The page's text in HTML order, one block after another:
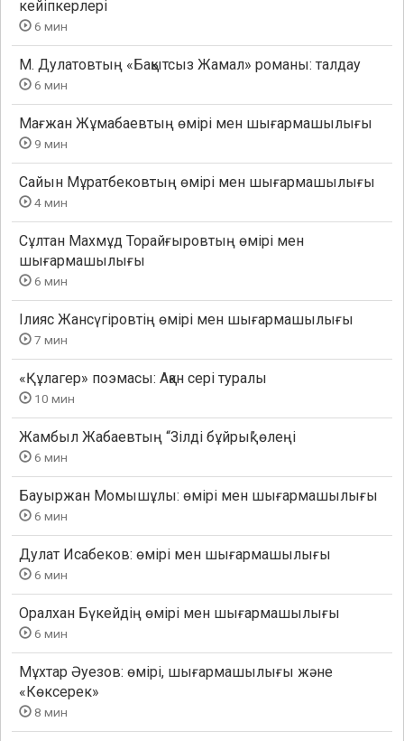
кейіпкерлері
6 мин
М. Дулатовтың «Бақытсыз Жамал» романы: талдау
6 мин
Мағжан Жұмабаевтың өмірі мен шығармашылығы
9 мин
Сайын Мұратбековтың өмірі мен шығармашылығы
4 мин
Сұлтан Махмұд Торайғыровтың өмірі мен
шығармашылығы
6 мин
Ілияс Жансүгіровтің өмірі мен шығармашылығы
7 мин
«Құлагер» поэмасы: Ақан сері туралы
10 мин
Жамбыл Жабаевтың “Зілді бұйрық” өлеңі
6 мин
Бауыржан Момышұлы: өмірі мен шығармашылығы
6 мин
Дулат Исабеков: өмірі мен шығармашылығы
6 мин
Оралхан Бүкейдің өмірі мен шығармашылығы
6 мин
Мұхтар Әуезов: өмірі, шығармашылығы және
«Көксерек»
8 мин